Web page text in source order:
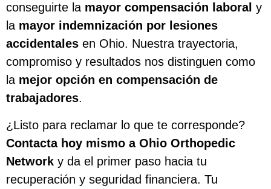
conseguirte la mayor compensación laboral y
la mayor indemnización por lesiones
accidentales en Ohio. Nuestra trayectoria,
compromiso y resultados nos distinguen como
la mejor opción en compensación de
trabajadores.
¿Listo para reclamar lo que te corresponde?
Contacta hoy mismo a Ohio Orthopedic
Network y da el primer paso hacia tu
recuperación y seguridad financiera. Tu